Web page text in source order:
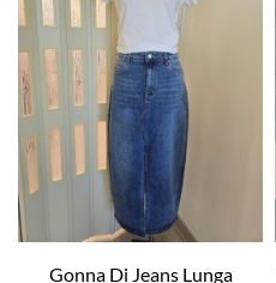
Gonna Di Jeans Lunga